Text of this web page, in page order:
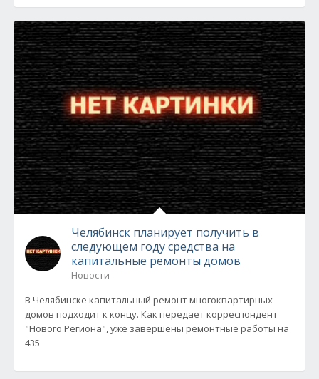
Челябинск планирует получить в
следующем году средства на
капитальные ремонты домов
Новости
В Челябинске капитальный ремонт многоквартирных
домов подходит к концу. Как передает корреспондент
"Нового Региона", уже завершены ремонтные работы на
435